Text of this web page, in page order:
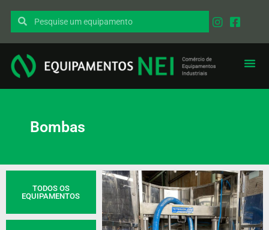
Bombas
TODOS OS
EQUIPAMENTOS